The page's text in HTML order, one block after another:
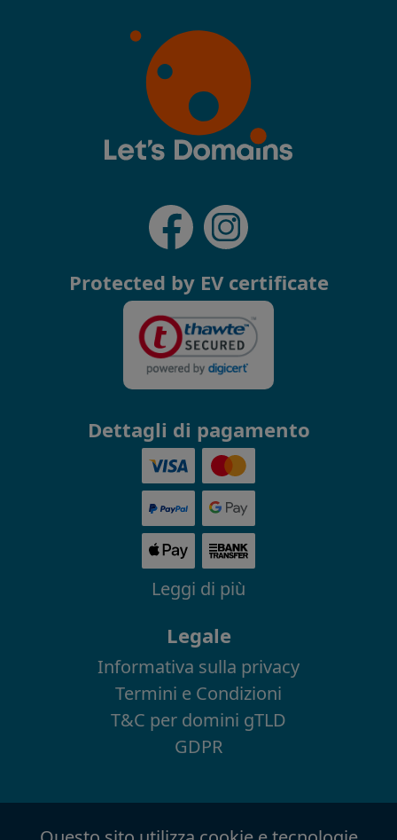
Protected by EV certificate
Dettagli di pagamento
Leggi di più
Legale
Informativa sulla privacy
Termini e Condizioni
T&C per domini gTLD
GDPR